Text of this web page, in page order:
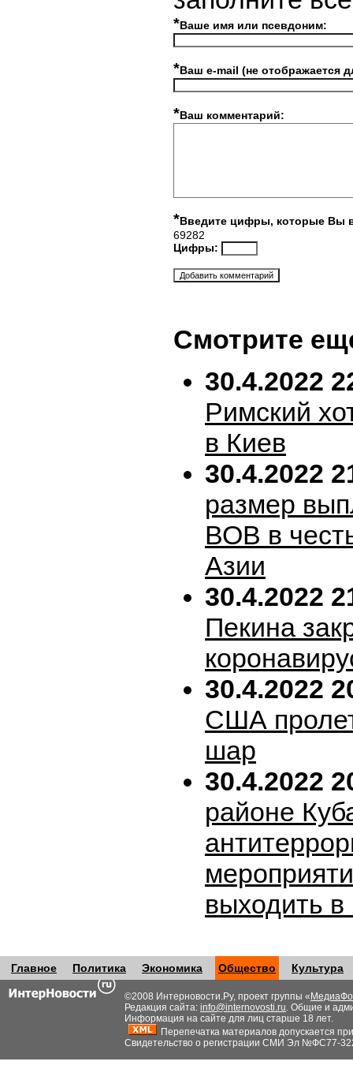
*Ваше имя или псевдоним:
*Ваш e-mail (не отображается
*Ваш комментарий:
*Введите цифры, которые Вы
69282
Цифры:
Смотрите
30.4.2022
Римский
в Киев
30.4.2022
размер
ВОВ в
Азии
30.4.2022
Пекина
30.4.2022
США
шар
30.4.2022
районе
выходить
Главное Политика Экономика Общество Культура
©2008 Интерновости.Ру, проект группы «
Редакция сайта: info@internovosti.ru. Общие и
Информация на сайте для лиц старше 18 лет.
Перепечатка материалов допускается
Свидетельство о регистрации СМИ Эл №ФС77-